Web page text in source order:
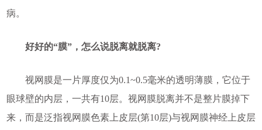
病。
好好的“膜”，怎么说脱离就脱离?
视网膜是一片厚度仅为0.1~0.5毫米的透明薄膜，它位于
眼球壁的内层，一共有10层。视网膜脱离并不是整片膜掉下
来，而是泛指视网膜色素上皮层(第10层)与视网膜神经上皮层